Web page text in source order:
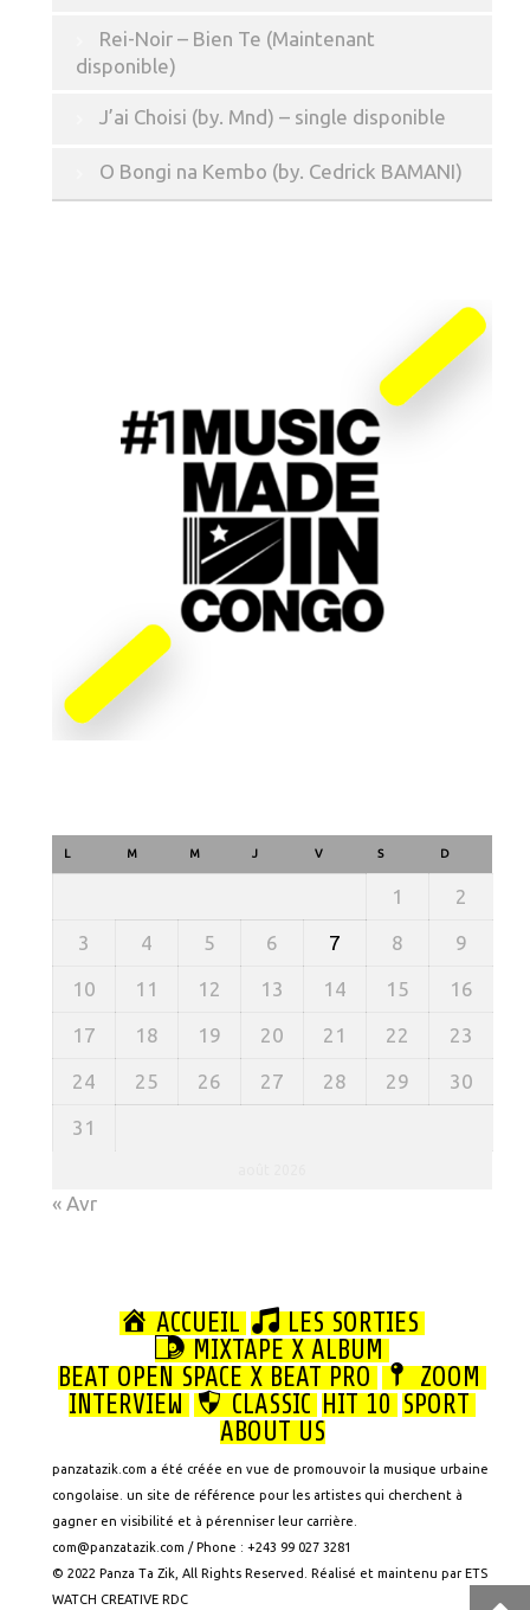
Rei-Noir – Bien Te (Maintenant
disponible)
J’ai Choisi (by. Mnd) – single disponible
O Bongi na Kembo (by. Cedrick BAMANI)
L M M J V S D
1 2
3 4 5 6 7 8 9
10 11 12 13 14 15 16
17 18 19 20 21 22 23
24 25 26 27 28 29 30
31
« Avr
ACCUEIL
LES SORTIES
MIXTAPE X ALBUM
BEAT OPEN SPACE X BEAT PRO
ZOOM
INTERVIEW
CLASSIC HIT 10 SPORT
ABOUT US
panzatazik.com a été créée en vue de promouvoir la musique urbaine
congolaise. un site de référence pour les artistes qui cherchent à
gagner en visibilité et à pérenniser leur carrière.
com@panzatazik.com / Phone : +243 99 027 3281
© 2022 Panza Ta Zik, All Rights Reserved. Réalisé et maintenu par ETS
WATCH CREATIVE RDC